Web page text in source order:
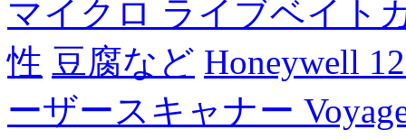
マイクロ ライブベイト
性 豆腐など Honeywell
ーザースキャナー